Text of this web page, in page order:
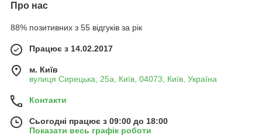
Про нас
88% позитивних з 55 відгуків за рік
Працює з 14.02.2017
м. Київ
вулиця Сирецька, 25а, Київ, 04073, Київ, Україна
Контакти
Сьогодні працює з 09:00 до 18:00
Показати весь графік роботи